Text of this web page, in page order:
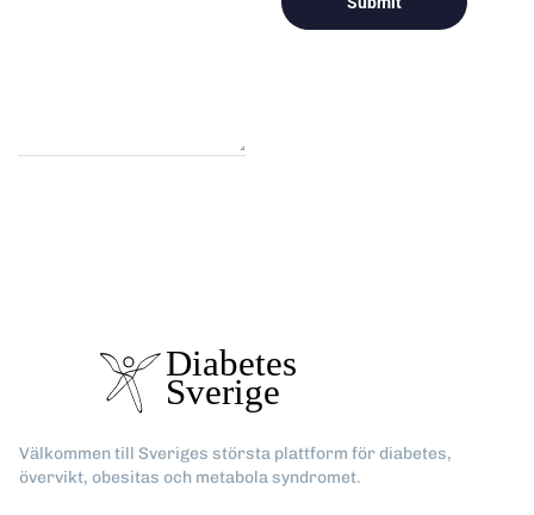
Välkommen till Sveriges största plattform för diabetes,
övervikt, obesitas och metabola syndromet.